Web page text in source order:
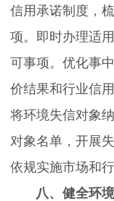
信用承诺制度，
项。即时办理适
可事项。优化事
价结果和行业信
将环境失信对象
对象名单，开展
依规实施市场和行
八、健全环